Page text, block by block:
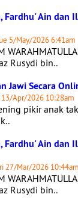
Fardhu' Ain dan
5/May/2026 6:41am
Rusydi bin..
Jawi Secara
Apr/2026 10:28am
pikir anak
Fardhu' Ain dan
27/Mar/2026 10:44am
Rusydi bin..